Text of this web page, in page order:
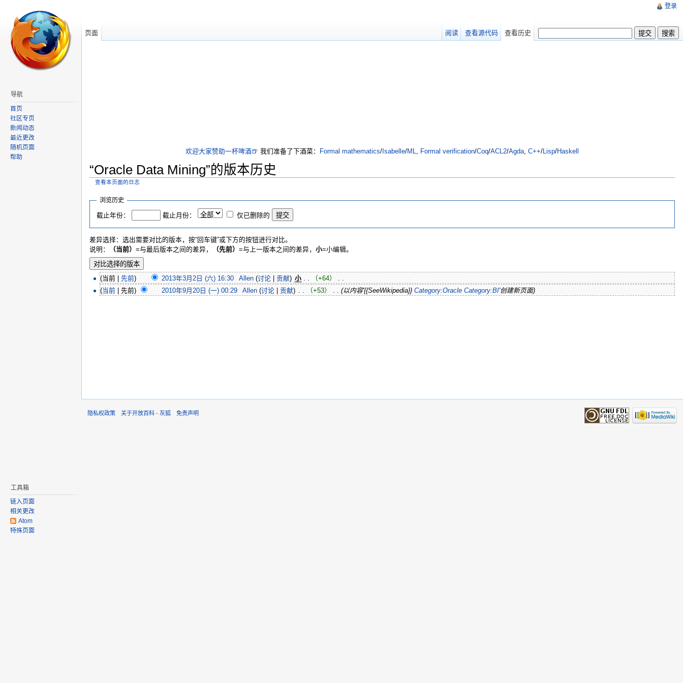
欢迎大家赞助一杯啤酒🍺 我们准备了下酒菜： Formal mathematics/ Isabelle/ML, Formal verification/Coq/ACL2/Agda, C++/Lisp/Haskell
“Oracle Data Mining”的版本历史
查看本页面的日志
浏览历史
截止年份： 截止月份： 仅已删除的
差异选择：选出需要对比的版本，按“回车键”或下方的按钮进行对比。
说明：
（当前） =与最后版本之间的差异， （先前） =与上一版本之间的差异， 小=小编辑。
(当前 |先前) 2013年3月2日 (六) 16:30 Allen (讨论| 贡献) ‎小 . . （+64）
‎ . .
(当前 | 先前) 2010年9月20日 (一) 00:29 Allen (讨论| 贡献) ‎ . . （+53） ‎ . .(以内容'{{SeeWikipedia}}Category:Oracle Category:BI'创建新页面)
登录
页面 阅读 查看源代码 查看历史
导航
首页
社区专页
新闻动态
最近更改
随机页面
帮助
工具箱
链入页面
相关更改
Atom
特殊页面
隐私权政策 关于开放百科 - 灰狐 免责声明